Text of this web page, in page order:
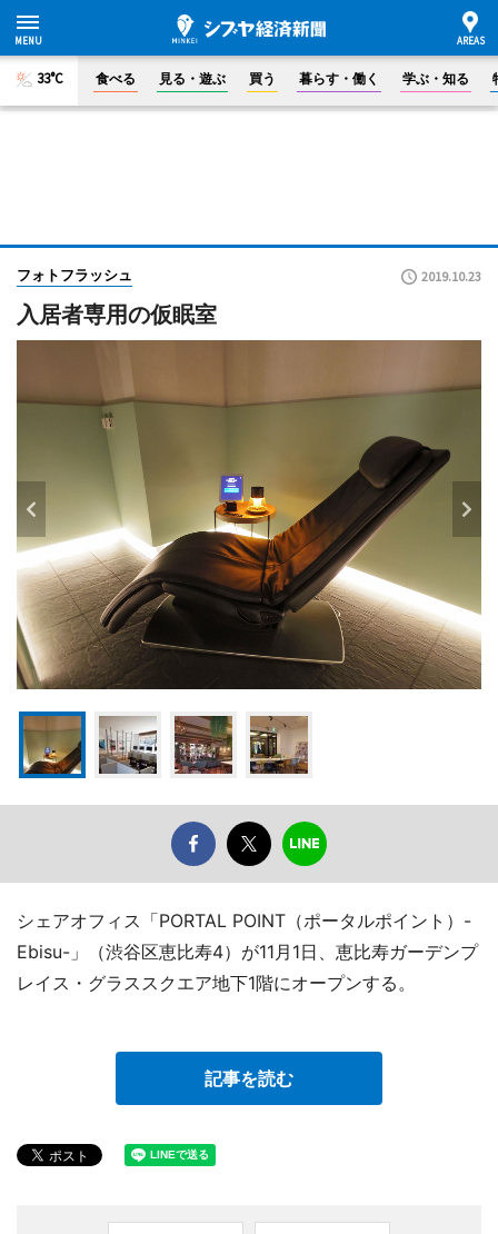
33°C 食べる 見る・遊ぶ 買う 暮らす・働く 学ぶ・知る
フォトフラッシュ 2019.10.23
入居者専用の仮眠室
シェアオフィス「PORTAL POINT（ポータルポイント）-
Ebisu-」（渋谷区恵比寿4）が11月1日、恵比寿ガーデンプ
レイス・グラススクエア地下1階にオープンする。
記事を読む